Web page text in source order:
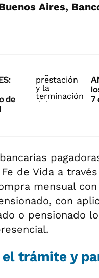
Aires,
de
7
de Vida a
mensual
con
o pensionado
el trámite y